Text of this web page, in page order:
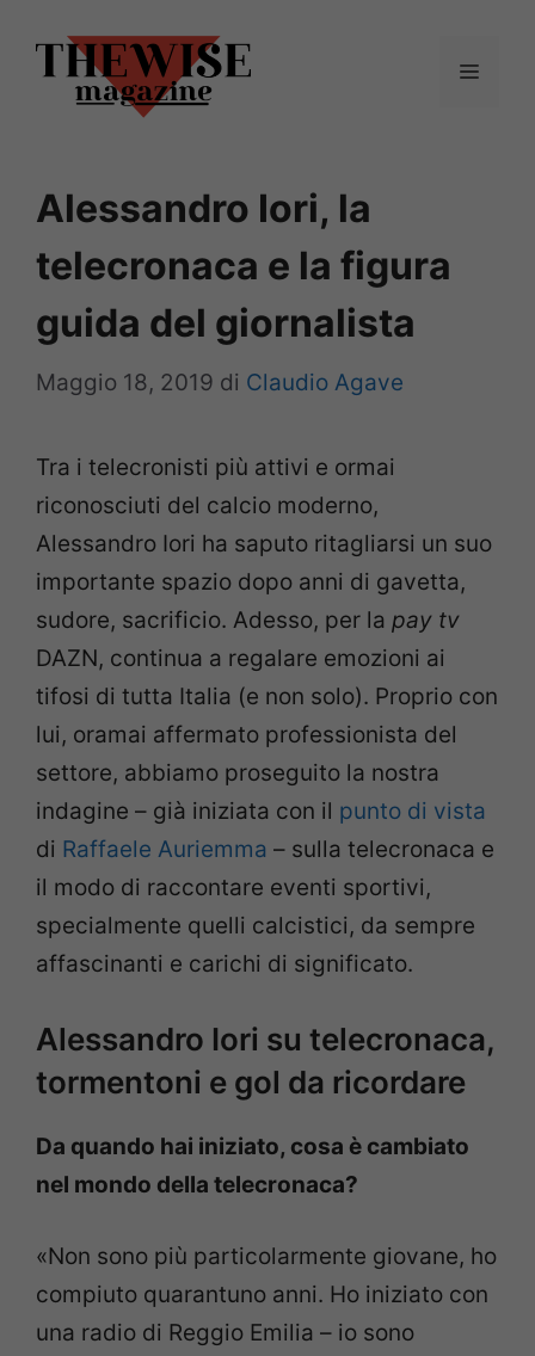
contenuto
Menu
Alessandro Iori, la
telecronaca e la figura
guida del giornalista
Maggio 18, 2019 di Claudio Agave
Tra i telecronisti più attivi e ormai
riconosciuti del calcio moderno,
Alessandro Iori ha saputo ritagliarsi un suo
importante spazio dopo anni di gavetta,
sudore, sacrificio. Adesso, per la pay tv
DAZN, continua a regalare emozioni ai
tifosi di tutta Italia (e non solo). Proprio con
lui, oramai affermato professionista del
settore, abbiamo proseguito la nostra
indagine – già iniziata con il punto di vista
di Raffaele Auriemma – sulla telecronaca e
il modo di raccontare eventi sportivi,
specialmente quelli calcistici, da sempre
affascinanti e carichi di significato.
Alessandro Iori su telecronaca,
tormentoni e gol da ricordare
Da quando hai iniziato, cosa è cambiato
nel mondo della telecronaca?
«Non sono più particolarmente giovane, ho
compiuto quarantuno anni. Ho iniziato con
una radio di Reggio Emilia – io sono